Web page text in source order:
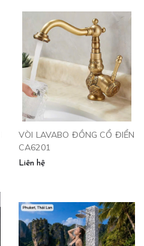
VÒI LAVABO ĐỒNG CỔ ĐIỂN
CA6201
Liên hệ